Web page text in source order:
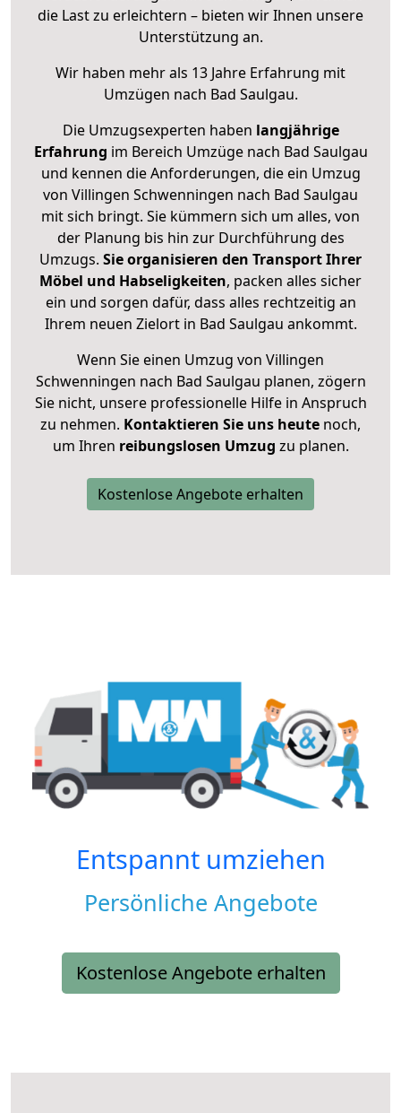
die Last zu erleichtern – bieten wir Ihnen unsere
Unterstützung an.
Wir haben mehr als 13 Jahre Erfahrung mit
Umzügen nach Bad Saulgau.
Die Umzugsexperten haben langjährige
Erfahrung im Bereich Umzüge nach Bad Saulgau
und kennen die Anforderungen, die ein Umzug
von Villingen Schwenningen nach Bad Saulgau
mit sich bringt. Sie kümmern sich um alles, von
der Planung bis hin zur Durchführung des
Umzugs. Sie organisieren den Transport Ihrer
Möbel und Habseligkeiten, packen alles sicher
ein und sorgen dafür, dass alles rechtzeitig an
Ihrem neuen Zielort in Bad Saulgau ankommt.
Wenn Sie einen Umzug von Villingen
Schwenningen nach Bad Saulgau planen, zögern
Sie nicht, unsere professionelle Hilfe in Anspruch
zu nehmen. Kontaktieren Sie uns heute noch,
um Ihren reibungslosen Umzug zu planen.
Kostenlose Angebote erhalten
Entspannt umziehen
Persönliche Angebote
Kostenlose Angebote erhalten